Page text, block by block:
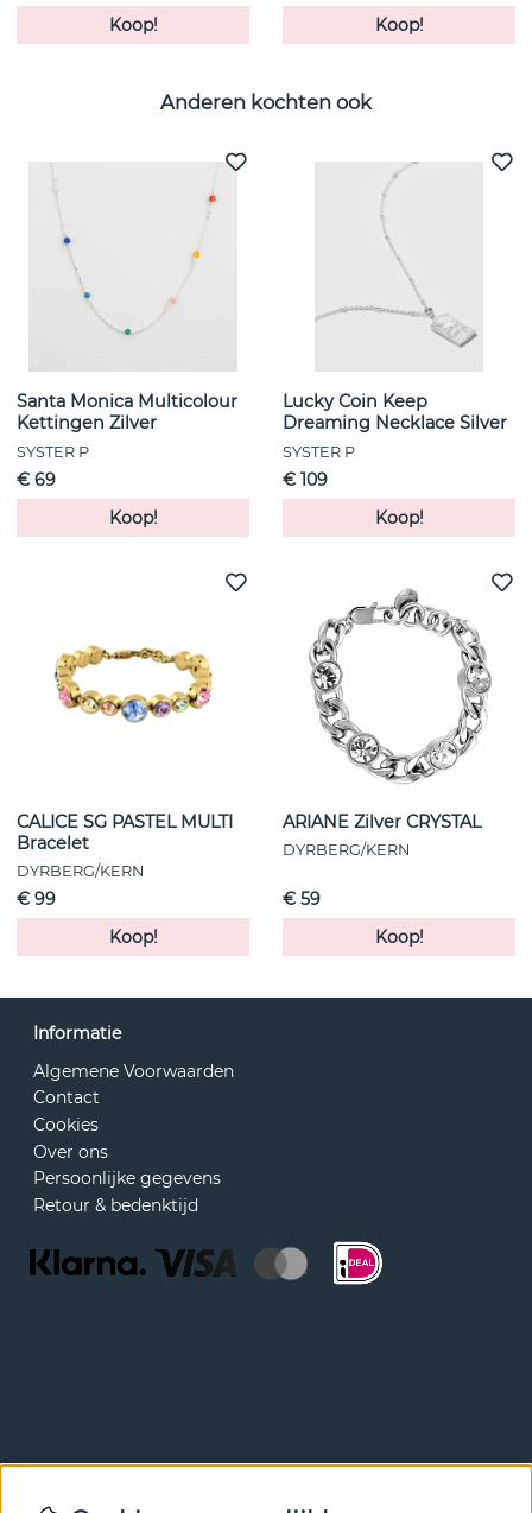
Koop!
Koop!
Anderen kochten ook
Santa Monica Multicolour
Kettingen Zilver
SYSTER P
€ 69
Koop!
Lucky Coin Keep
Dreaming Necklace Silver
SYSTER P
€ 109
Koop!
CALICE SG PASTEL MULTI
Bracelet
DYRBERG/KERN
€ 99
Koop!
ARIANE Zilver CRYSTAL
DYRBERG/KERN
€ 59
Koop!
Informatie
Algemene Voorwaarden
Contact
Cookies
Over ons
Persoonlijke gegevens
Retour & bedenktijd